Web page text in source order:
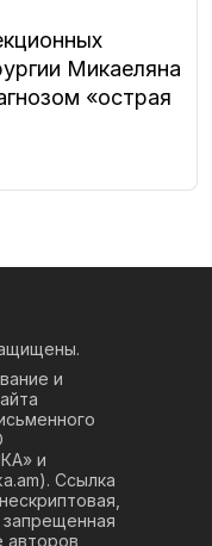
Микаеляна
«острая
и
и
). Ссылка
авторов